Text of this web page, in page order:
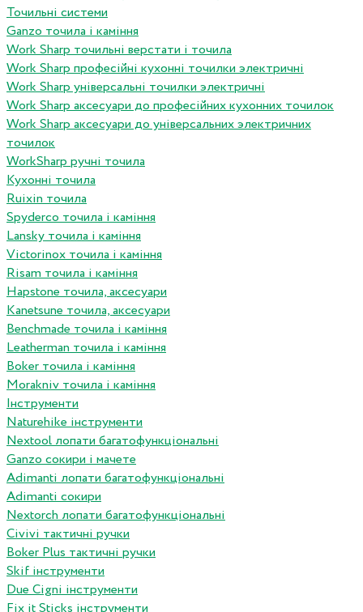
Точильні системи
Ganzo точила і каміння
Work Sharp точильні верстати і точила
Work Sharp професiйнi кухоннi точилки электричнi
Work Sharp унiверсальнi точилки электричнi
Work Sharp аксесуари до професiйних кухонних точилок
Work Sharp аксесуари до унiверсальних электричних
точилок
WorkSharp ручні точила
Кухонні точила
Ruixin точила
Spyderco точила і каміння
Lansky точила і каміння
Victorinox точила і каміння
Risam точила і каміння
Hapstone точила, аксесуари
Kanetsune точила, аксесуари
Benchmade точила і каміння
Leatherman точила і каміння
Boker точила і каміння
Morakniv точила і каміння
Інструменти
Naturehike інструменти
Nextool лопати багатофункціональні
Ganzo сокири і мачете
Adimanti лопати багатофункціональні
Adimanti сокири
Nextorch лопати багатофункціональні
Сivivi тактичні ручки
Boker Plus тактичні ручки
Skif інструменти
Due Cigni інструменти